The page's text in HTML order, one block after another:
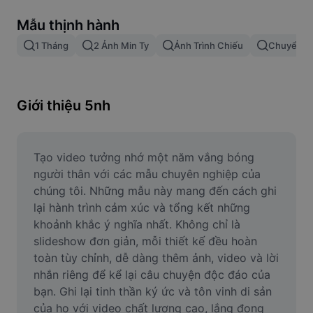
Gộp hình ảnh
Điều chỉnh kích thước hình ảnh
Công cụ tạo meme
AI Text Remover
AI People Remover
AI Inpainting
Face Cutout
Mẫu thịnh hành
1 Tháng 2 Ảnh Min Ty Ảnh Trình Chiếu Chuyển
Giới thiệu 5nh
Tạo video tưởng nhớ một năm vắng bóng
người thân với các mẫu chuyên nghiệp của
chúng tôi. Những mẫu này mang đến cách ghi
lại hành trình cảm xúc và tổng kết những
khoảnh khắc ý nghĩa nhất. Không chỉ là
slideshow đơn giản, mỗi thiết kế đều hoàn
toàn tùy chỉnh, dễ dàng thêm ảnh, video và lời
nhắn riêng để kể lại câu chuyện độc đáo của
bạn. Ghi lại tinh thần ký ức và tôn vinh di sản
của họ với video chất lượng cao, lắng đọng